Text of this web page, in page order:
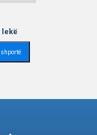
lekë
shportë